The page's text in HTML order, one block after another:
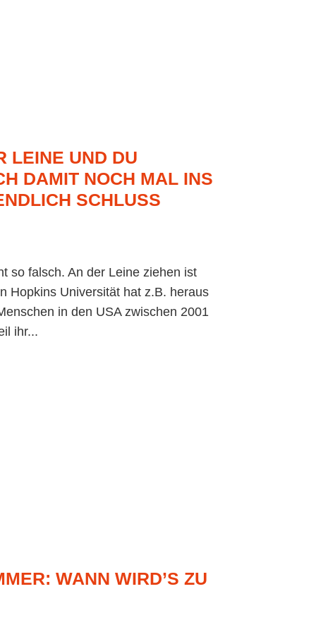
LEINE UND DU
DAMIT NOCH MAL INS
SCHLUSS
so falsch. An der Leine ziehen ist
Hopkins Universität hat z.B. heraus
in den USA zwischen 2001
ihr...
WANN WIRD’S ZU